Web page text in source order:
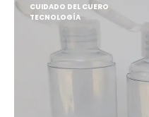
CUIDADO DEL CUERO
TECNOLOGÍA